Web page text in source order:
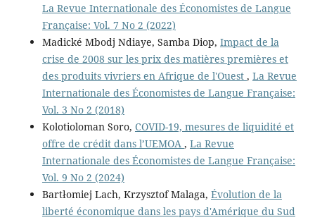
La Revue Internationale des Économistes de Langue
Française: Vol. 7 No 2 (2022)
Madické Mbodj Ndiaye, Samba Diop, Impact de la
crise de 2008 sur les prix des matières premières et
des produits vivriers en Afrique de l'Ouest , La Revue
Internationale des Économistes de Langue Française:
Vol. 3 No 2 (2018)
Kolotioloman Soro, COVID-19, mesures de liquidité et
offre de crédit dans l’UEMOA , La Revue
Internationale des Économistes de Langue Française:
Vol. 9 No 2 (2024)
Bartłomiej Lach, Krzysztof Malaga, Évolution de la
liberté économique dans les pays d'Amérique du Sud